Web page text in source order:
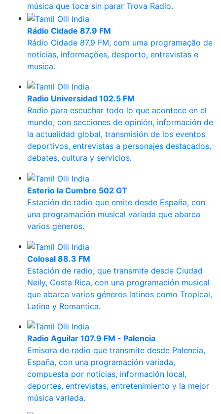
música que toca sin parar Trova Radio.
Rádio Cidade 87.9 FM
Rádio Cidade 87.9 FM, com uma programação de
notícias, informações, desporto, entrevistas e
musica.
Radio Universidad 102.5 FM
Radio para escuchar todo lo que acontece en el
mundo, con secciones de opinión, información de
la actualidad global, transmisión de los eventos
deportivos, entrevistas a personajes destacados,
debates, cultura y servicios.
Esterio la Cumbre 502 GT
Estación de radio que emite desde España, con
una programación musical variada que abarca
varios géneros.
Colosal 88.3 FM
Estación de radio, que transmite desde Ciudad
Neily, Costa Rica, con una programación musical
que abarca varios géneros latinos como Tropical,
Latina y Romantica.
Radio Aguilar 107.9 FM - Palencia
Emisora de radio que transmite desde Palencia,
España, con una programación variada,
compuesta por noticias, información local,
deportes, entrevistas, entretenimiento y la mejor
música variada.